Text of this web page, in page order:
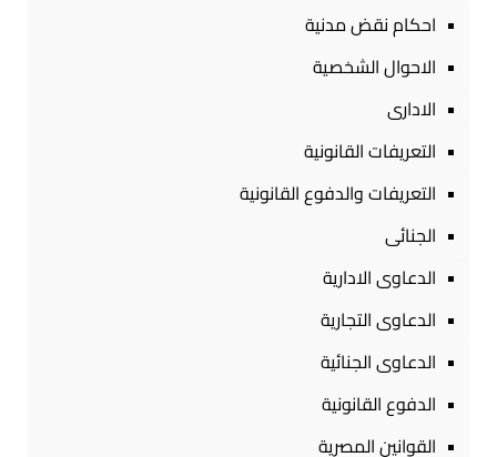
احكام نقض مدنية
الاحوال الشخصية
الادارى
التعريفات القانونية
التعريفات والدفوع القانونية
الجنائى
الدعاوى الادارية
الدعاوى التجارية
الدعاوى الجنائية
الدفوع القانونية
القوانين المصرية